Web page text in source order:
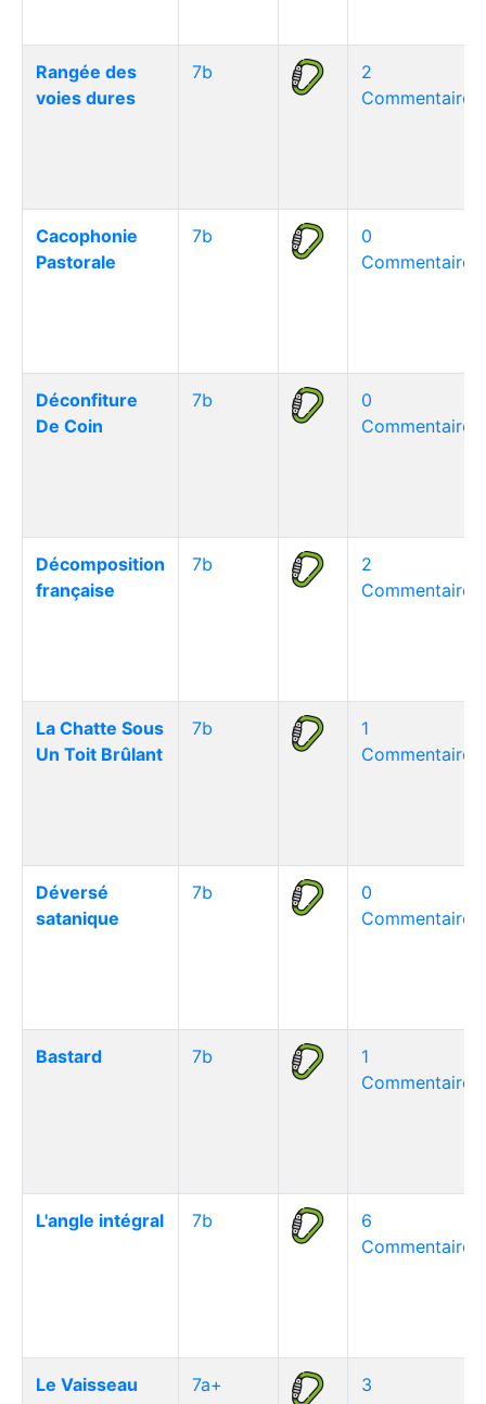
Rangée des
voies dures
7b
2
Cacophonie
Pastorale
7b
0
Déconfiture
De Coin
7b
0
Décomposition
française
7b
2
La Chatte Sous
Un Toit Brûlant
7b
1
Déversé
satanique
7b
0
Bastard 7b
1
L'angle intégral 7b
6
Le Vaisseau
7a+
3